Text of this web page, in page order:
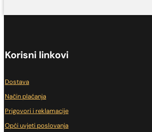
Korisni linkovi
Dostava
Način plaćanja
Prigovori i reklamacije
Opći uvjeti poslovanja